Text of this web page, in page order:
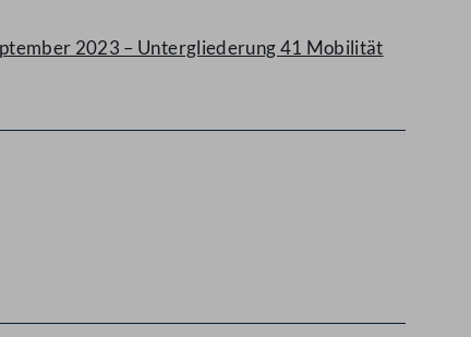
2023 – Untergliederung 41 Mobilität